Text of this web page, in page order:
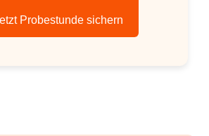
Probestunde sichern